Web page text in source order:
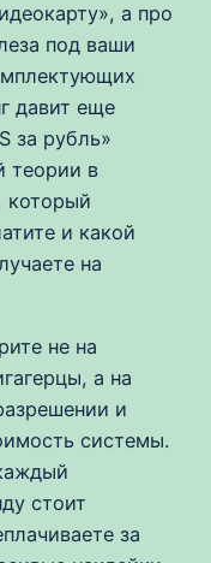
а про
под ваши
давит еще
за рубль»
теории в
который
и какой
на
не на
а на
и
системы.
стоит
за